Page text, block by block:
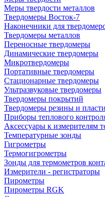
Меры твердости металлов
Твердомеры Восток-7
Наконечники для
Твердомеры металлов
Переносные твердомеры
Динамические твердомеры
Микротвердомеры
Портативные твердомеры
Стационарные твердомеры
Ультразвуковые твердомеры
Твердомеры покрытий
Твердомеры резины и
Приборы теплового
Аксессуары к измерителям
Температурные зонды
Гигрометры
Термогигрометры
Зонды для термометров
Измерители - регистраторы
Пирометры
Пирометры RGK